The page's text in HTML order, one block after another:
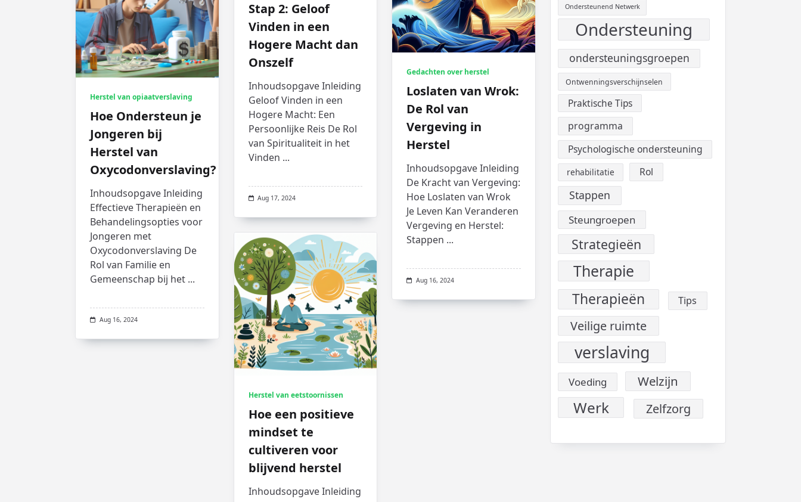
Stap 2: Geloof
Vinden in een
Hogere Macht dan
Onszelf
Inhoudsopgave Inleiding
Geloof Vinden in een
Hogere Macht: Een
Persoonlijke Reis De Rol
van Spiritualiteit in het
Vinden ...
Aug 17, 2024
Gedachten over herstel
Loslaten van Wrok:
De Rol van
Vergeving in
Herstel
Inhoudsopgave Inleiding
De Kracht van Vergeving:
Hoe Loslaten van Wrok
Je Leven Kan Veranderen
Vergeving en Herstel:
Stappen ...
Aug 16, 2024
Herstel van opiaatverslaving
Hoe Ondersteun je
Jongeren bij
Herstel van
Oxycodonverslaving?
Inhoudsopgave Inleiding
Effectieve Therapieën en
Behandelingsopties voor
Jongeren met
Oxycodonverslaving De
Rol van Familie en
Gemeenschap bij het ...
Aug 16, 2024
Herstel van eetstoornissen
Hoe een positieve
mindset te
cultiveren voor
blijvend herstel
Inhoudsopgave Inleiding
Ondersteunend Netwerk
Ondersteuning
ondersteuningsgroepen
Ontwenningsverschijnselen
Praktische Tips
programma
Psychologische ondersteuning
rehabilitatie Rol
Stappen
Steungroepen
Strategieën
Therapie
Therapieën Tips
Veilige ruimte
verslaving
Voeding Welzijn
Werk Zelfzorg